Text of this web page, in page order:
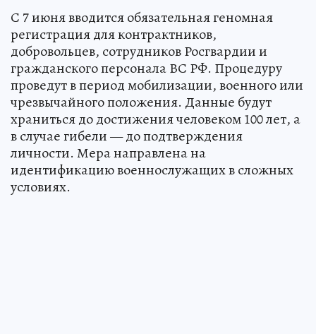
С 7 июня вводится обязательная геномная
регистрация для контрактников,
добровольцев, сотрудников Росгвардии и
гражданского персонала ВС РФ. Процедуру
проведут в период мобилизации, военного или
чрезвычайного положения. Данные будут
храниться до достижения человеком 100 лет, а
в случае гибели — до подтверждения
личности. Мера направлена на
идентификацию военнослужащих в сложных
условиях.